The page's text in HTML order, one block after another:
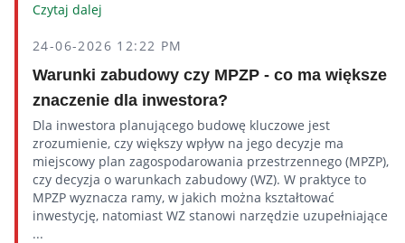
Czytaj dalej
24-06-2026 12:22 PM
Warunki zabudowy czy MPZP - co ma większe
znaczenie dla inwestora?
Dla inwestora planującego budowę kluczowe jest
zrozumienie, czy większy wpływ na jego decyzje ma
miejscowy plan zagospodarowania przestrzennego (MPZP),
czy decyzja o warunkach zabudowy (WZ). W praktyce to
MPZP wyznacza ramy, w jakich można kształtować
inwestycję, natomiast WZ stanowi narzędzie uzupełniające
...